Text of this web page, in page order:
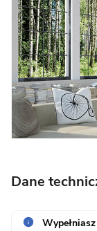
Dane